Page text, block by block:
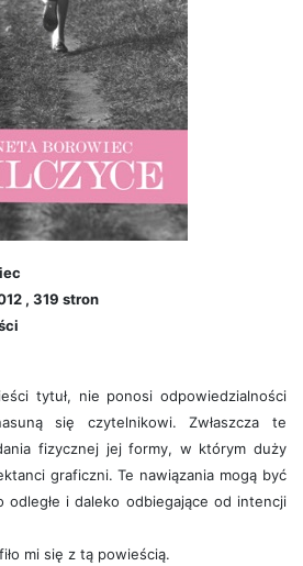
, 319 stron
tytuł, nie ponosi odpowiedzialności
się czytelnikowi. Zwłaszcza te
fizycznej jej formy, w którym duży
graficzni. Te nawiązania mogą być
i daleko odbiegające od intencji
mi się z tą powieścią.